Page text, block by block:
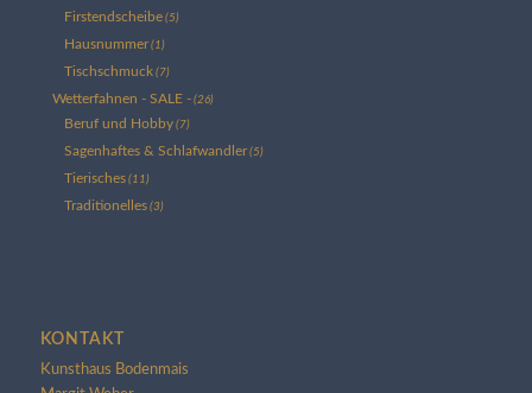
Firstendscheibe (5)
Hausnummer (1)
Tischschmuck (7)
Wetterfahnen - SALE - (26)
Beruf und Hobby (7)
Sagenhaftes & Schlafwandler (5)
Tierisches (11)
Traditionelles (3)
KONTAKT
Kunsthaus Bodenmais